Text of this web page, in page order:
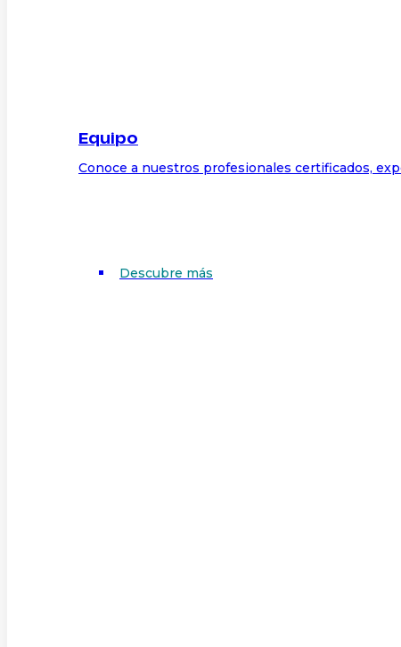
Equipo
Conoce a nuestros profesionales certificados,
Descubre más